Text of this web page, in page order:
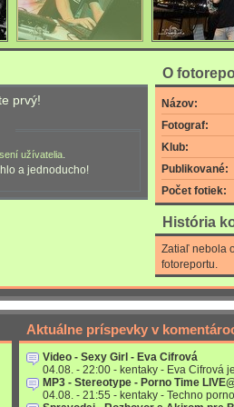
prvý!
užívatelia.
a jednoducho!
O
Názov:
Fotograf:
Klub:
Publikované:
Počet fotiek:
História
Zatiaľ nebola
fotoreportu.
Aktuálne príspevky v
Video - Sexy Girl - Eva Cifrová
04.08. - 22:00 - kentaky - Eva Cifrová
MP3 - Stereotype - Porno Time
04.08. - 21:55 - kentaky - Techno